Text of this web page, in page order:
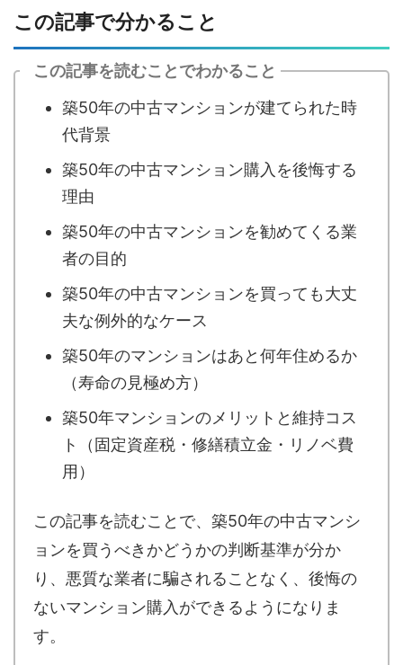
この記事で分かること
この記事を読むことでわかること
築50年の中古マンションが建てられた時
代背景
築50年の中古マンション購入を後悔する
理由
築50年の中古マンションを勧めてくる業
者の目的
築50年の中古マンションを買っても大丈
夫な例外的なケース
築50年のマンションはあと何年住めるか
（寿命の見極め方）
築50年マンションのメリットと維持コス
ト（固定資産税・修繕積立金・リノベ費
用）
この記事を読むことで、築50年の中古マンシ
ョンを買うべきかどうかの判断基準が分か
り、悪質な業者に騙されることなく、後悔の
ないマンション購入ができるようになりま
す。